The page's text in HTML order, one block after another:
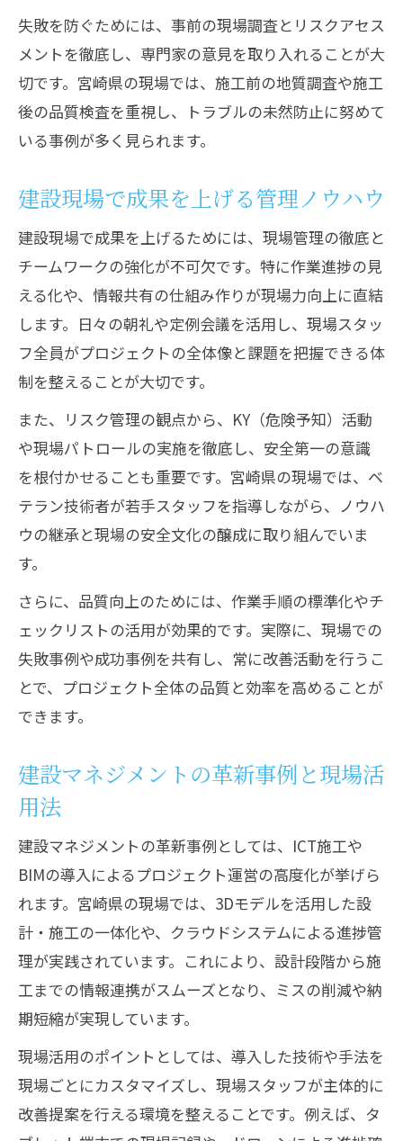
失敗を防ぐためには、事前の現場調査とリスクアセス
メントを徹底し、専門家の意見を取り入れることが大
切です。宮崎県の現場では、施工前の地質調査や施工
後の品質検査を重視し、トラブルの未然防止に努めて
いる事例が多く見られます。
建設現場で成果を上げる管理ノウハウ
建設現場で成果を上げるためには、現場管理の徹底と
チームワークの強化が不可欠です。特に作業進捗の見
える化や、情報共有の仕組み作りが現場力向上に直結
します。日々の朝礼や定例会議を活用し、現場スタッ
フ全員がプロジェクトの全体像と課題を把握できる体
制を整えることが大切です。
また、リスク管理の観点から、KY（危険予知）活動
や現場パトロールの実施を徹底し、安全第一の意識
を根付かせることも重要です。宮崎県の現場では、ベ
テラン技術者が若手スタッフを指導しながら、ノウハ
ウの継承と現場の安全文化の醸成に取り組んでいま
す。
さらに、品質向上のためには、作業手順の標準化やチ
ェックリストの活用が効果的です。実際に、現場での
失敗事例や成功事例を共有し、常に改善活動を行うこ
とで、プロジェクト全体の品質と効率を高めることが
できます。
建設マネジメントの革新事例と現場活
用法
建設マネジメントの革新事例としては、ICT施工や
BIMの導入によるプロジェクト運営の高度化が挙げら
れます。宮崎県の現場では、3Dモデルを活用した設
計・施工の一体化や、クラウドシステムによる進捗管
理が実践されています。これにより、設計段階から施
工までの情報連携がスムーズとなり、ミスの削減や納
期短縮が実現しています。
現場活用のポイントとしては、導入した技術や手法を
現場ごとにカスタマイズし、現場スタッフが主体的に
改善提案を行える環境を整えることです。例えば、タ